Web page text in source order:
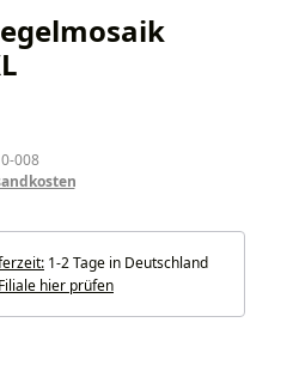
008
1-2 Tage in Deutschland
hier prüfen